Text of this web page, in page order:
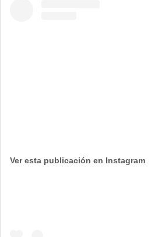
Ver esta publicación en Instagram